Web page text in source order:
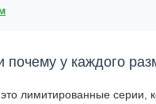
почему у каждого
лимитированные серии,